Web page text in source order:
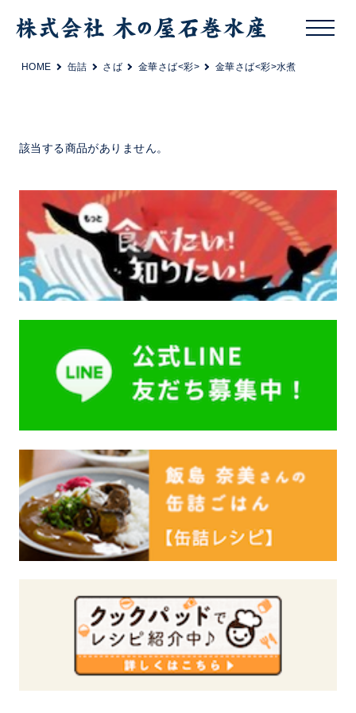
HOME 缶詰 さば 金華さば<彩> 金華さば<彩>水煮
該当する商品がありません。